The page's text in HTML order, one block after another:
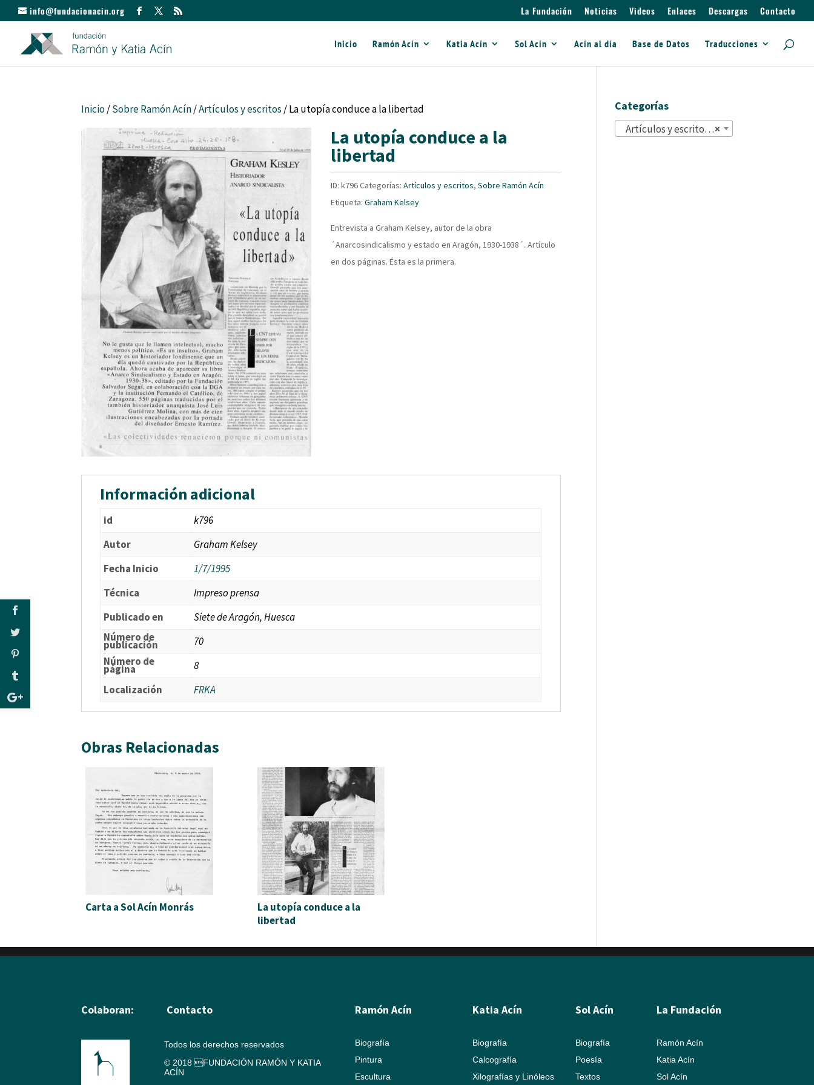
info@fundacionacin.org La Fundación Noticias Videos Enlaces Descargas Contacto
Inicio Ramón Acín Katia Acín Sol Acín Acín al día Base de Datos Traducciones
Inicio/Sobre Ramón Acín/Artículos y escritos / La utopía conduce a la libertad
La utopía conduce a la
libertad
ID:k796Categorías:Artículos y escritos,Sobre Ramón Acín
Etiqueta:Graham Kelsey
Entrevista a Graham Kelsey, autor de la obra
´Anarcosindicalismo y estado en Aragón, 1930-1938´. Artículo
en dos páginas. Ésta es la primera.
Información adicional
id
k796
Autor
Graham Kelsey
Fecha Inicio
1/7/1995
Técnica
Impreso prensa
Publicado en
Siete de Aragón, Huesca
Número de
publicación
70
Número de
página
8
Localización
FRKA
Obras Relacionadas
Carta a Sol Acín Monrás
La utopía conduce a la
libertad
Categorías
×
Artículos y escritos (822)
Colaboran: Contacto
Todos los derechos reservados
© 2018 FUNDACIÓN RAMÓN Y KATIA
ACÍN
Ramón Acín
Biografía
Pintura
Escultura
Katia Acín
Biografía
Calcografía
Xilografías y Linóleos
Sol Acín
Biografía
Poesía
Textos
La Fundación
Ramón Acín
Katia Acín
Sol Acín